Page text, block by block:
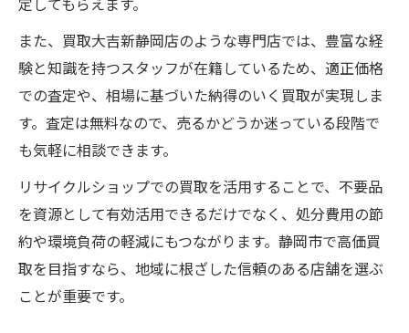
また、買取大吉新静岡店のような専門店では、豊富な経
験と知識を持つスタッフが在籍しているため、適正価格
での査定や、相場に基づいた納得のいく買取が実現しま
す。査定は無料なので、売るかどうか迷っている段階で
も気軽に相談できます。
リサイクルショップでの買取を活用することで、不要品
を資源として有効活用できるだけでなく、処分費用の節
約や環境負荷の軽減にもつながります。静岡市で高価買
取を目指すなら、地域に根ざした信頼のある店舗を選ぶ
ことが重要です。